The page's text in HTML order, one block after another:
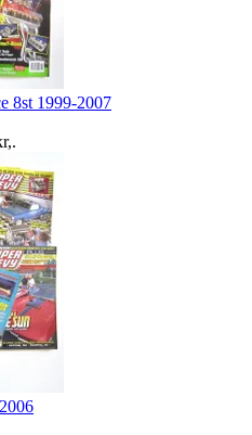
8st 1999-2007
,.